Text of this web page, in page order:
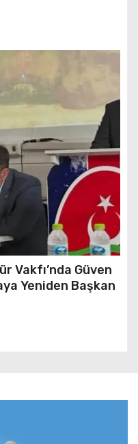
Vakfı’nda Güven
Yeniden Başkan